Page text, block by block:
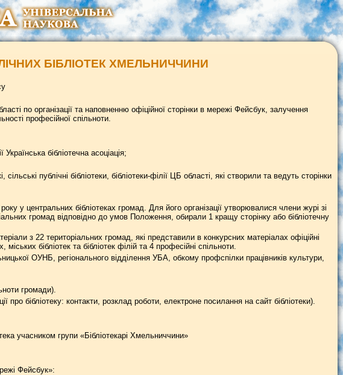
БІБЛІОТЕК ХМЕЛЬНИЧЧИНИ
по організації та наповненню офіційної сторінки в мережі Фейсбук, залучення
професійної спільноти.
бібліотечна асоціація;
публічні бібліотеки, бібліотеки-філії ЦБ області, які створили та ведуть сторінки
у центральних бібліотеках громад. Для його організації утворювалися члени журі зі
громад відповідно до умов Положення, обирали 1 кращу сторінку або бібліотечну
з 22 територіальних громад, які представили в конкурсних матеріалах офіційні
бібліотек та бібліотек філій та 4 професійні спільноти.
ОУНБ, регіонального відділення УБА, обкому профспілки працівників культури,
громади).
про бібліотеку: контакти, розклад роботи, електроне посилання на сайт бібліотеки).
учасником групи «Бібліотекарі Хмельниччини»
Фейсбук»: